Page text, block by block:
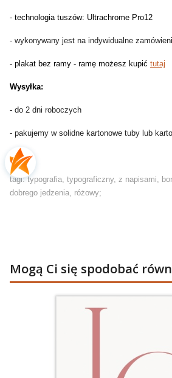
- technologia tuszów: Ultrachrome Pro12
- wykonywany jest na indywidualne
- plakat bez ramy - ramę możesz kupić tutaj
Wysyłka:
- do 2 dni roboczych
- pakujemy w solidne kartonowe tuby lub
tagi: typografia, typograficzny, z napisami,
dobrego jedzenia, różowy;
Mogą Ci się spodobać